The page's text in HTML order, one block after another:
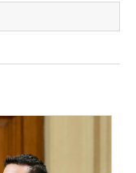
que se presente
de los jueces que
que el ministro
sobre la
VRAEM, solicitud